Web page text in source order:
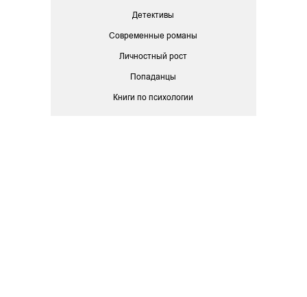
Детективы
Современные романы
Личностный рост
Попаданцы
Книги по психологии